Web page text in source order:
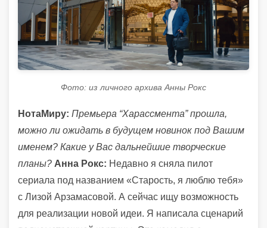
Фото: из личного архива Анны Рокс
НотаМиру: Премьера “Харассмента” прошла,
можно ли ожидать в будущем новинок под Вашим
именем? Какие у Вас дальнейшие творческие
планы? Анна Рокс: Недавно я сняла пилот
сериала под названием «Старость, я люблю тебя»
с Лизой Арзамасовой. А сейчас ищу возможность
для реализации новой идеи. Я написала сценарий